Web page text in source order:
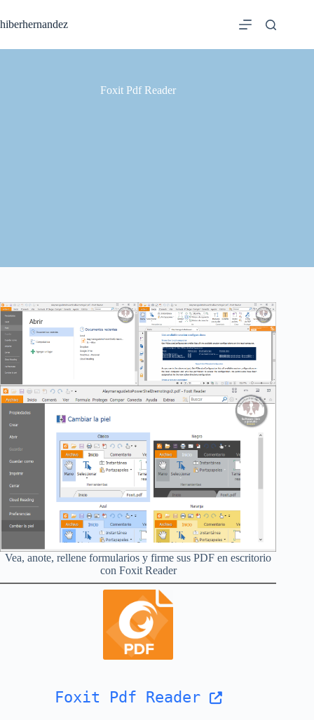
al
contenido
hiberhernandez
Foxit Pdf Reader
Vea, anote, rellene formularios y firme sus PDF en escritorio
con Foxit Reader
Foxit Pdf Reader